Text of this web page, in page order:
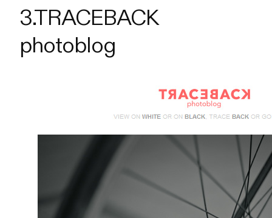
3.TRACEBACK
photoblog